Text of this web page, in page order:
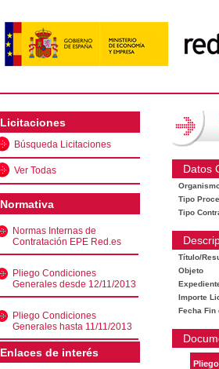
Licitaciones
Búsqueda Licitaciones
Ver Todas
Normativa
Normas Internas de
Contratación EPE Red.es
Pliego Condiciones
Generales desde 12/11/2013
Pliego Condiciones
Generales hasta 11/11/2013
Enlaces de interés
Datos
Tipo
Tipo
Título/
Objeto
Importe
Fecha Fin